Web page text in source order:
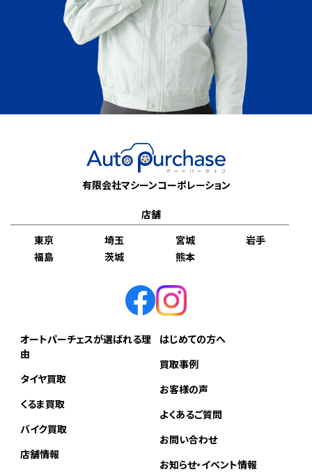
有限会社マシーンコーポレーション
店舗
東京
埼玉 宮城
岩手
福島
茨城 熊本
オートパーチェスが選ばれる理
由
タイヤ買取
くるま買取
バイク買取
店舗情報
はじめての方へ
買取事例
お客様の声
よくあるご質問
お問い合わせ
お知らせ・イベント情報